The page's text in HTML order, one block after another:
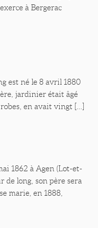
à Bergerac
est né le 8 avril 1880
jardinier était âgé
en avait vingt [...]
1862 à Agen (Lot-et-
de long, son père sera
marie, en 1888,